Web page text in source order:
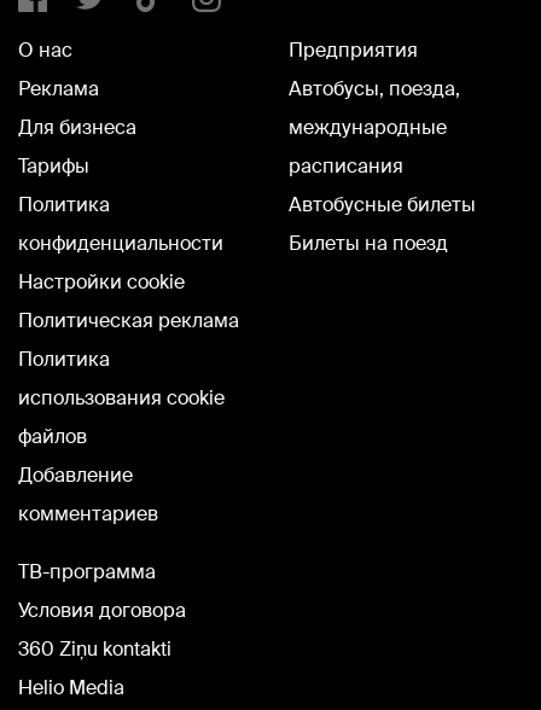
О нас
Реклама
Для бизнеса
Тарифы
Политика
конфиденциальности
Настройки cookie
Политическая реклама
Политика
использования cookie
файлов
Добавление
комментариев
Предприятия
Автобусы, поезда,
международные
расписания
Автобусные билеты
Билеты на поезд
TВ-программа
Условия договора
360 Ziņu kontakti
Helio Media